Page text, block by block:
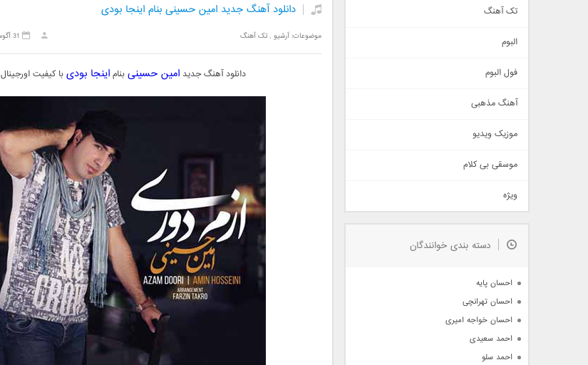
دانلود آهنگ جدید امین حسینی بنام اینجا بودی
موضوعات:آرشیو ,تک آهنگ 31 آگوست 2016
دانلود آهنگ جدید امین حسینیبناماینجا بودیبا کیفیت اورجینال
تک آهنگ
اجتماعی
حماسی
سنتی
اهنگ بندرعباسی
دمو
مذهبی
جدیدترین ها
البوم
فول البوم
آهنگ مذهبی
موزیک ویدیو
موسقی بی کلام
ویژه
دسته بندی خوانندگان
احسان پایه
احسان تهرانچی
احسان خواجه امیری
احمد سعیدی
احمد سلو